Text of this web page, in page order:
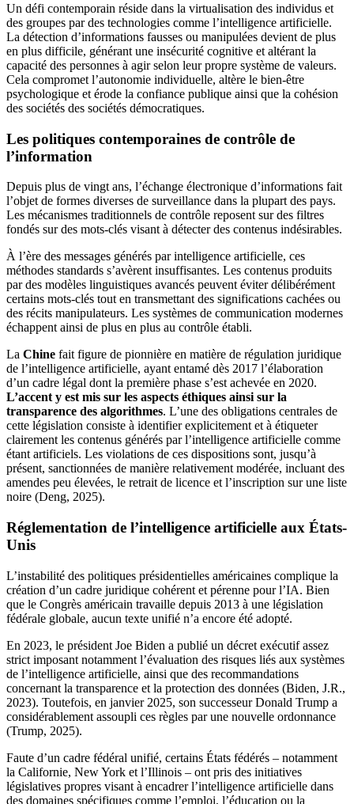
Un défi contemporain réside dans la virtualisation des individus et
des groupes par des technologies comme l’intelligence artificielle.
La détection d’informations fausses ou manipulées devient de plus
en plus difficile, générant une insécurité cognitive et altérant la
capacité des personnes à agir selon leur propre système de valeurs.
Cela compromet l’autonomie individuelle, altère le bien-être
psychologique et érode la confiance publique ainsi que la cohésion
des sociétés des sociétés démocratiques.
Les politiques contemporaines de contrôle de
l’information
Depuis plus de vingt ans, l’échange électronique d’informations fait
l’objet de formes diverses de surveillance dans la plupart des pays.
Les mécanismes traditionnels de contrôle reposent sur des filtres
fondés sur des mots-clés visant à détecter des contenus indésirables.
À l’ère des messages générés par intelligence artificielle, ces
méthodes standards s’avèrent insuffisantes. Les contenus produits
par des modèles linguistiques avancés peuvent éviter délibérément
certains mots-clés tout en transmettant des significations cachées ou
des récits manipulateurs. Les systèmes de communication modernes
échappent ainsi de plus en plus au contrôle établi.
La Chine fait figure de pionnière en matière de régulation juridique
de l’intelligence artificielle, ayant entamé dès 2017 l’élaboration
d’un cadre légal dont la première phase s’est achevée en 2020.
L’accent y est mis sur les aspects éthiques ainsi sur la
transparence des algorithmes. L’une des obligations centrales de
cette législation consiste à identifier explicitement et à étiqueter
clairement les contenus générés par l’intelligence artificielle comme
étant artificiels. Les violations de ces dispositions sont, jusqu’à
présent, sanctionnées de manière relativement modérée, incluant des
amendes peu élevées, le retrait de licence et l’inscription sur une liste
noire (Deng, 2025).
Réglementation de l’intelligence artificielle aux États-
Unis
L’instabilité des politiques présidentielles américaines complique la
création d’un cadre juridique cohérent et pérenne pour l’IA. Bien
que le Congrès américain travaille depuis 2013 à une législation
fédérale globale, aucun texte unifié n’a encore été adopté.
En 2023, le président Joe Biden a publié un décret exécutif assez
strict imposant notamment l’évaluation des risques liés aux systèmes
de l’intelligence artificielle, ainsi que des recommandations
concernant la transparence et la protection des données (Biden, J.R.,
2023). Toutefois, en janvier 2025, son successeur Donald Trump a
considérablement assoupli ces règles par une nouvelle ordonnance
(Trump, 2025).
Faute d’un cadre fédéral unifié, certains États fédérés – notamment
la Californie, New York et l’Illinois – ont pris des initiatives
législatives propres visant à encadrer l’intelligence artificielle dans
des domaines spécifiques comme l’emploi, l’éducation ou la